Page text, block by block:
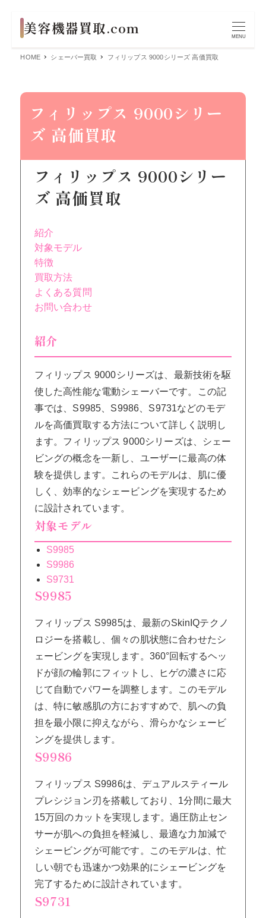
MENU
HOME シェーバー買取 フィリップス 9000シリーズ 高価買取
フィリップス 9000シリー
ズ 高価買取
フィリップス 9000シリー
ズ 高価買取
紹介
対象モデル
特徴
買取方法
よくある質問
お問い合わせ
紹介
フィリップス 9000シリーズは、最新技術を駆
使した高性能な電動シェーバーです。この記
事では、S9985、S9986、S9731などのモデ
ルを高価買取する方法について詳しく説明し
ます。フィリップス 9000シリーズは、シェー
ビングの概念を一新し、ユーザーに最高の体
験を提供します。これらのモデルは、肌に優
しく、効率的なシェービングを実現するため
に設計されています。
対象モデル
S9985
S9986
S9731
S9985
フィリップス S9985は、最新のSkinIQテクノ
ロジーを搭載し、個々の肌状態に合わせたシ
ェービングを実現します。360°回転するヘッ
ドが顔の輪郭にフィットし、ヒゲの濃さに応
じて自動でパワーを調整します。このモデル
は、特に敏感肌の方におすすめで、肌への負
担を最小限に抑えながら、滑らかなシェービ
ングを提供します。
S9986
フィリップス S9986は、デュアルスティール
プレシジョン刃を搭載しており、1分間に最大
15万回のカットを実現します。過圧防止セン
サーが肌への負担を軽減し、最適な力加減で
シェービングが可能です。このモデルは、忙
しい朝でも迅速かつ効果的にシェービングを
完了するために設計されています。
S9731